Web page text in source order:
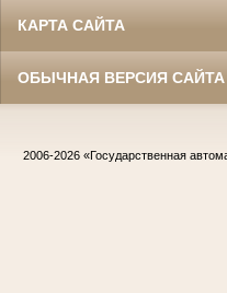
КАРТА САЙТА
ОБЫЧНАЯ ВЕРСИЯ САЙТА
2006-2026 «Государственная